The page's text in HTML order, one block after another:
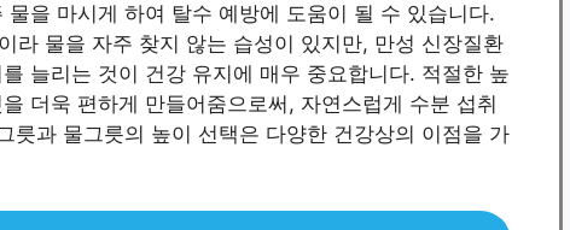
을 마시게 하여 탈수 예방에 도움이 될 수 있습니다.
라 물을 자주 찾지 않는 습성이 있지만, 만성 신장질환
늘리는 것이 건강 유지에 매우 중요합니다. 적절한 높
더욱 편하게 만들어줌으로써, 자연스럽게 수분 섭취
릇과 물그릇의 높이 선택은 다양한 건강상의 이점을 가